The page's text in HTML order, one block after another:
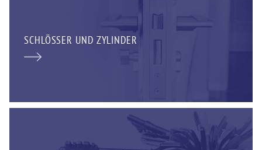
SCHLÖSSER UND ZYLINDER